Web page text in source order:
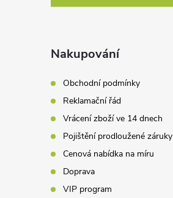
í
r
v
k
y
v
ý
Nakupování
Obchodní podmínky
Reklamační řád
Vrácení zboží ve 14 dnech
Pojištění prodloužené záruky
Cenová nabídka na míru
Doprava
VIP program